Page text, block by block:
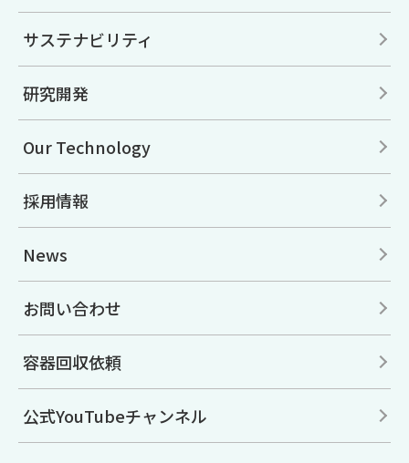
サステナビリティ
研究開発
Our Technology
採用情報
News
お問い合わせ
容器回収依頼
公式YouTubeチャンネル